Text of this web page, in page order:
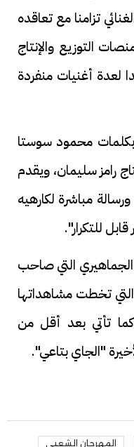
تزامنا مع تعاقده
التوزيع والإنتاج
لعدة أغنيات منفردة
بكلمات محمود سوستا
رامز سليمان، ويقدم
مباشرة لكارهيه
للتكرار".
التي صاحب
تخطت مشاهداتها
تأتي بعد أقل من
"الجاي بتاعي".
المهرجان الشعبي